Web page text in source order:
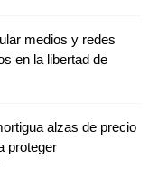
medios y redes
en la libertad de
alzas de precio
proteger